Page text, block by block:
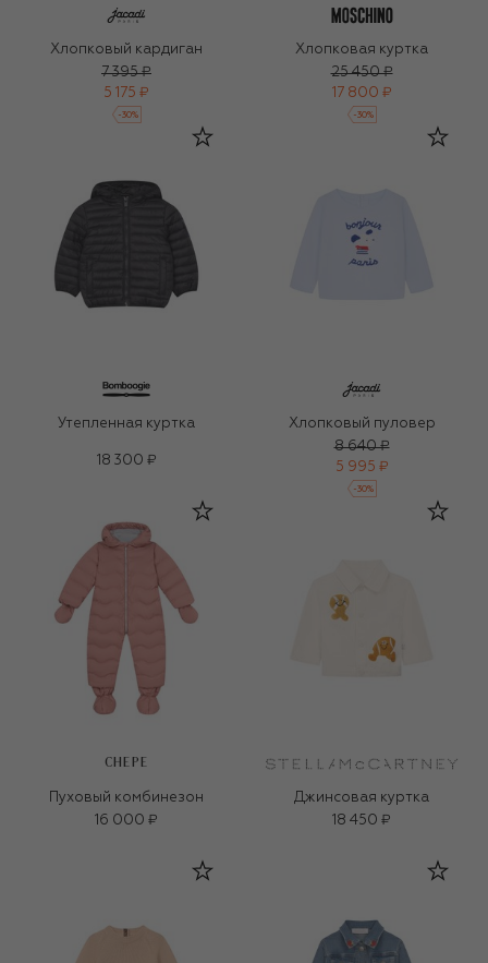
Хлопковый кардиган
7 395 ₽
5 175 ₽
-30%
Хлопковая куртка
25 450 ₽
17 800 ₽
-30%
Утепленная куртка
18 300 ₽
Хлопковый пуловер
8 640 ₽
5 995 ₽
-30%
CHEPE
Пуховый комбинезон
16 000 ₽
Джинсовая куртка
18 450 ₽